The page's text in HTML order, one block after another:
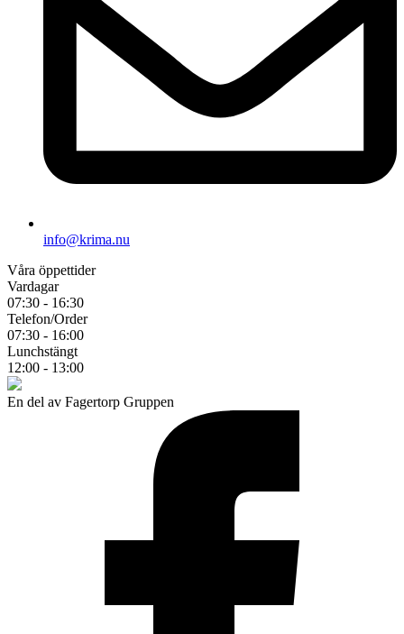
info@krima.nu
Våra öppettider
Vardagar
07:30 - 16:30
Telefon/Order
07:30 - 16:00
Lunchstängt
12:00 - 13:00
En del av Fagertorp Gruppen